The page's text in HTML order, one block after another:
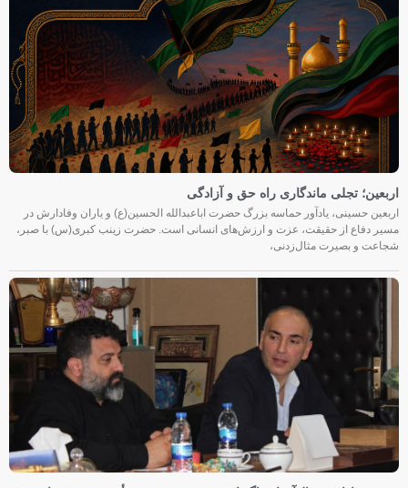
اربعین؛ تجلی ماندگاری راه حق و آزادگی
اربعین حسینی، یادآور حماسه بزرگ حضرت اباعبدالله الحسین(ع) و یاران وفادارش در
مسیر دفاع از حقیقت، عزت و ارزش‌های انسانی است. حضرت زینب کبری(س) با صبر،
شجاعت و بصیرت مثال‌زدنی،